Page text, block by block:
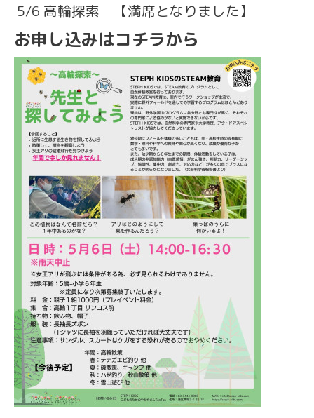
5/6 高輪探索 【満席となりました】
お申し込みはコチラから